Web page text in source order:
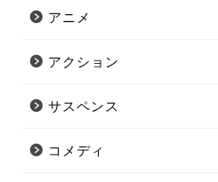
アニメ
アクション
サスペンス
コメディ